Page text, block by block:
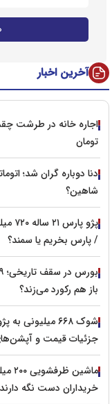
آخرین اخبار
تومان
شاهین؟
/ پارس بخریم یا سمند؟
باز هم رکورد می‌زند؟
جزئیات قیمت و آپشن‌های ۲۰۷
خریداران دست نگه